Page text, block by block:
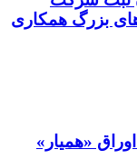
بیمه سهام و انتشار اوراق تبعی ۲۰ همتی صندوق